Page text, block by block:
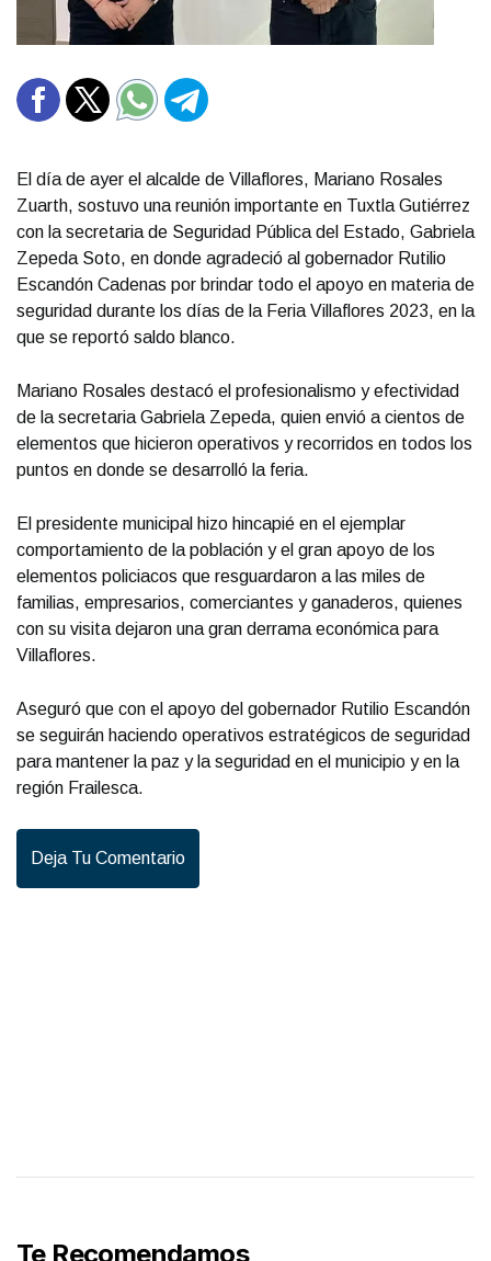
El día de ayer el alcalde de Villaflores, Mariano Rosales
Zuarth, sostuvo una reunión importante en Tuxtla Gutiérrez
con la secretaria de Seguridad Pública del Estado, Gabriela
Zepeda Soto, en donde agradeció al gobernador Rutilio
Escandón Cadenas por brindar todo el apoyo en materia de
seguridad durante los días de la Feria Villaflores 2023, en la
que se reportó saldo blanco.
Mariano Rosales destacó el profesionalismo y efectividad
de la secretaria Gabriela Zepeda, quien envió a cientos de
elementos que hicieron operativos y recorridos en todos los
puntos en donde se desarrolló la feria.
El presidente municipal hizo hincapié en el ejemplar
comportamiento de la población y el gran apoyo de los
elementos policiacos que resguardaron a las miles de
familias, empresarios, comerciantes y ganaderos, quienes
con su visita dejaron una gran derrama económica para
Villaflores.
Aseguró que con el apoyo del gobernador Rutilio Escandón
se seguirán haciendo operativos estratégicos de seguridad
para mantener la paz y la seguridad en el municipio y en la
región Frailesca.
Deja Tu Comentario
Te Recomendamos